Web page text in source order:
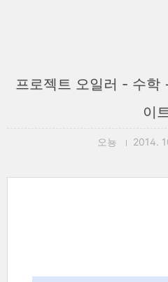
프로젝트 오일러 - 수학
이
오뇽 2014.